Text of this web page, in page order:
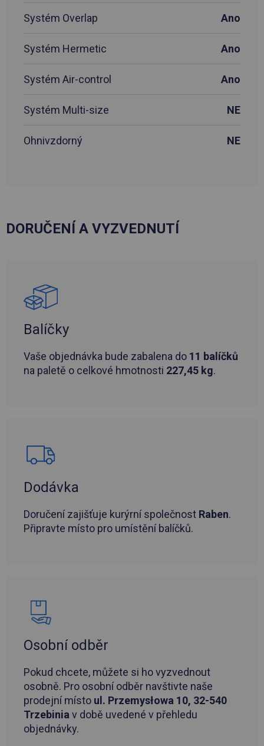
Systém Overlap Ano
Systém Hermetic Ano
Systém Air-control Ano
Systém Multi-size NE
Ohnivzdorný NE
DORUČENÍ A VYZVEDNUTÍ
Balíčky
Vaše objednávka bude zabalena do 11 balíčků
na paletě o celkové hmotnosti 227,45 kg.
Dodávka
Doručení zajišťuje kurýrní společnost Raben.
Připravte místo pro umístění balíčků.
Osobní odběr
Pokud chcete, můžete si ho vyzvednout
osobně. Pro osobní odběr navštivte naše
prodejní místo ul. Przemysłowa 10, 32-540
Trzebiniav době uvedené v přehledu
objednávky.